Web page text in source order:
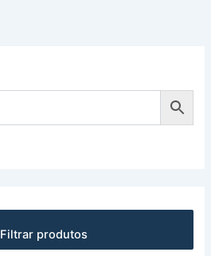
Filtrar produtos